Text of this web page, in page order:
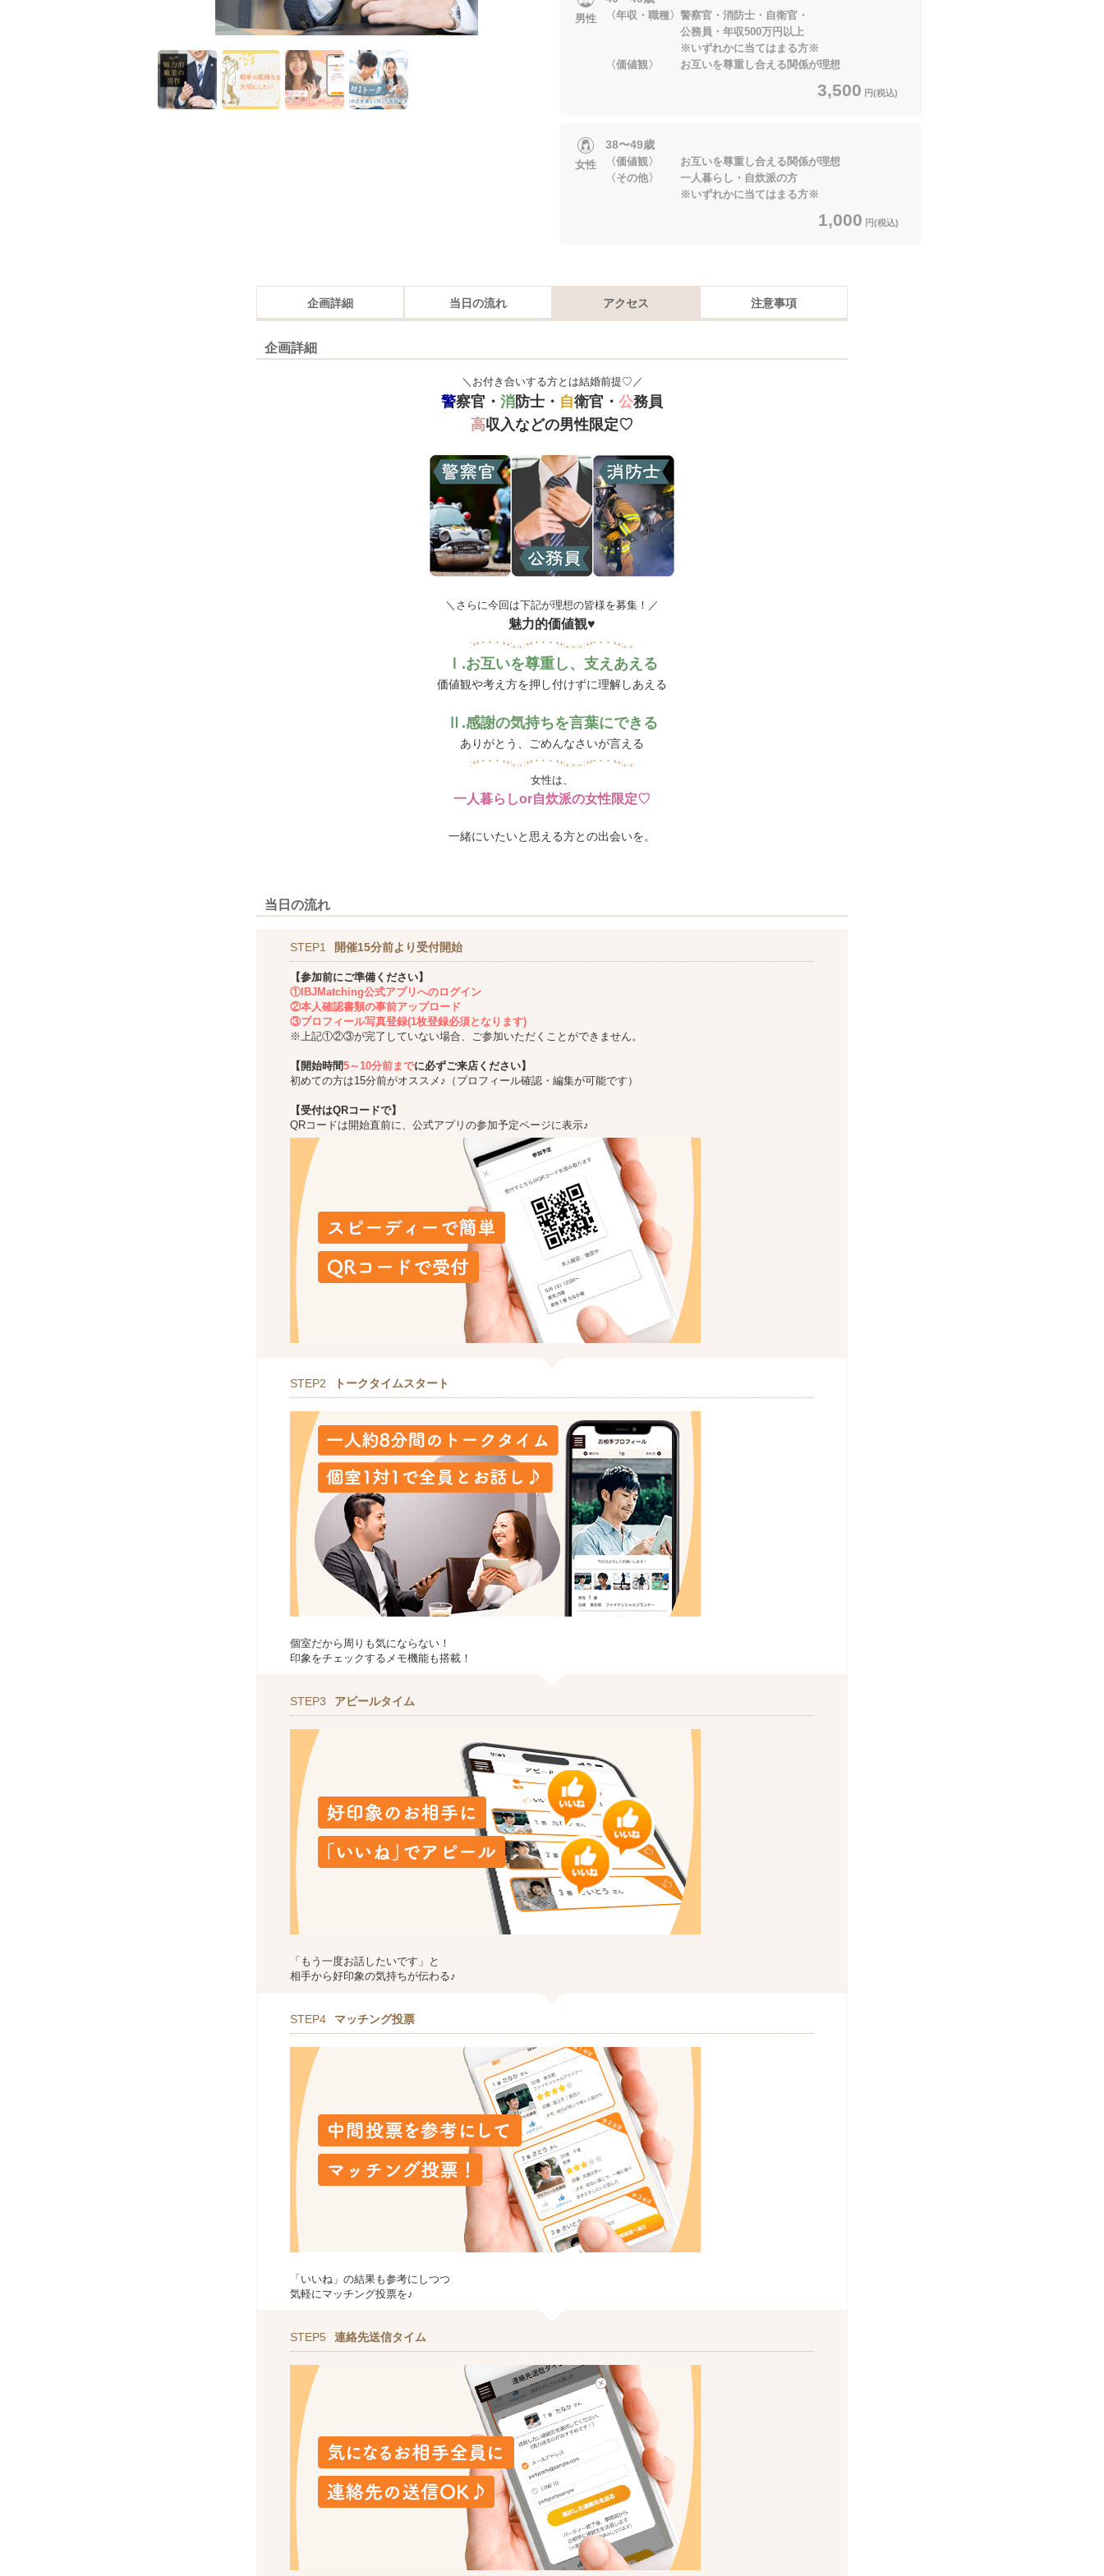
男性
〈年収・職種〉警察官・消防士・自衛官・
公務員・年収500万円以上
※いずれかに当てはまる方※
〈価値観〉 お互いを尊重し合える関係が理想
3,500 円(税込)
女性
38〜49歳
〈価値観〉 お互いを尊重し合える関係が理想
〈その他〉 一人暮らし・自炊派の方
※いずれかに当てはまる方※
1,000 円(税込)
企画詳細 当日の流れ アクセス 注意事項
企画詳細
＼お付き合いする方とは結婚前提♡／
警察官・ 消防士・ 自衛官・ 公務員
高収入などの男性限定♡
＼さらに今回は下記が理想の皆様を募集！／
魅力的価値観♥
:+* ﾟ ゜ﾟ *+:｡.｡:+* ﾟ ゜ﾟ *+:｡.｡.｡:+*ﾟ ゜ﾟ *+:｡.｡
Ⅰ.お互いを尊重し、支えあえる
価値観や考え方を押し付けずに理解しあえる
Ⅱ.感謝の気持ちを言葉にできる
ありがとう、ごめんなさいが言える
:+* ﾟ ゜ﾟ *+:｡.｡:+* ﾟ ゜ﾟ *+:｡.｡.｡:+*ﾟ ゜ﾟ *+:｡.｡
女性は、
一人暮らしor自炊派の女性限定♡
一緒にいたいと思える方との出会いを。
当日の流れ
STEP1 開催15分前より受付開始
【参加前にご準備ください】
①IBJMatching公式アプリへのログイン
②本人確認書類の事前アップロード
③プロフィール写真登録(1枚登録必須となります)
※上記①②③が完了していない場合、ご参加いただくことができません。
【開始時間5～10分前までに必ずご来店ください】
初めての方は15分前がオススメ♪（プロフィール確認・編集が可能です）
【受付はQRコードで】
QRコードは開始直前に、公式アプリの参加予定ページに表示♪
STEP2 トークタイムスタート
個室だから周りも気にならない！
印象をチェックするメモ機能も搭載！
STEP3 アピールタイム
「もう一度お話したいです」と
相手から好印象の気持ちが伝わる♪
STEP4 マッチング投票
「いいね」の結果も参考にしつつ
気軽にマッチング投票を♪
STEP5 連絡先送信タイム